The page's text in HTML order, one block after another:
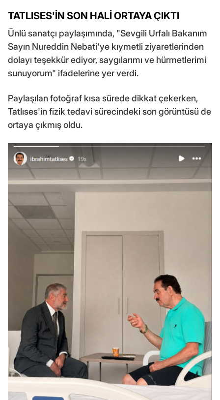
TATLISES'İN SON HALİ ORTAYA ÇIKTI
Ünlü sanatçı paylaşımında, "Sevgili Urfalı Bakanım
Sayın Nureddin Nebati'ye kıymetli ziyaretlerinden
dolayı teşekkür ediyor, saygılarımı ve hürmetlerimi
sunuyorum" ifadelerine yer verdi.
Paylaşılan fotoğraf kısa sürede dikkat çekerken,
Tatlıses'in fizik tedavi sürecindeki son görüntüsü de
ortaya çıkmış oldu.